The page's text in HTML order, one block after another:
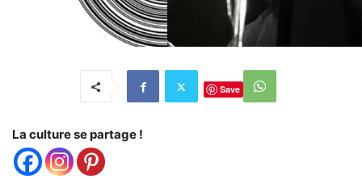
Save
La culture se partage !